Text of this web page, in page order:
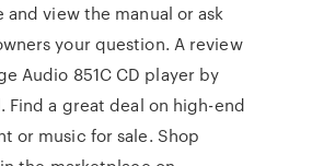
view the manual or ask
your question. A review
Audio 851C CD player by
Find a great deal on high-end
or music for sale. Shop